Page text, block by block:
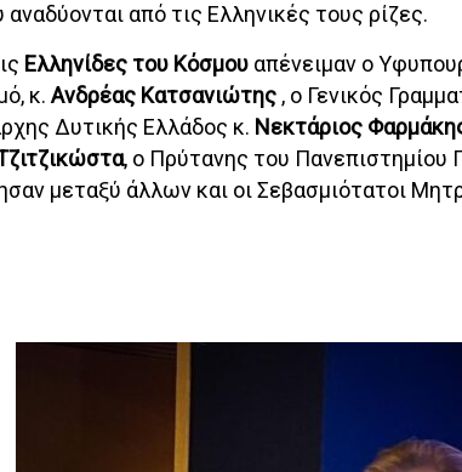
αναδύονται από τις Ελληνικές τους ρίζες.
Ελληνίδες του Κόσμουαπένειμαν ο
κ. Ανδρέας Κατσανιώτης, ο Γενικός
Δυτικής Ελλάδος κ. Νεκτάριος
, ο Πρύτανης του Πανεπιστημίου
μεταξύ άλλων και οι Σεβασμιότατοι